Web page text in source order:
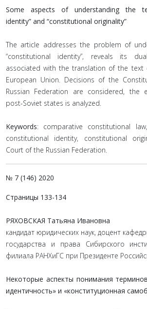
Some aspects of understanding the
identity” and “constitutional originality”
The article addresses the problem of
“constitutional identity”, reveals its
associated with the translation of the text
European Union. Decisions of the
Russian Federation are considered, the
post-Soviet states is analyzed.
Keywords: comparative constitutional
constitutional identity, constitutional
Court of the Russian Federation.
№ 7 (146) 2020
Страницы 133-134
РЯХОВСКАЯ Татьяна Ивановна
кандидат юридических наук, доцент
государства и права Сибирского
филиала РАНХиГС при Президенте
Некоторые аспекты понимания
идентичность» и «конституционная